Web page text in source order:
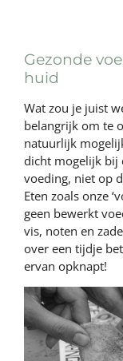
Gezonde
huid
Wat zou je juist
belangrijk om te
natuurlijk
dicht mogelijk bij
voeding, niet op
Eten zoals onze
geen bewerkt
vis, noten en
over een tijdje
ervan opknapt!